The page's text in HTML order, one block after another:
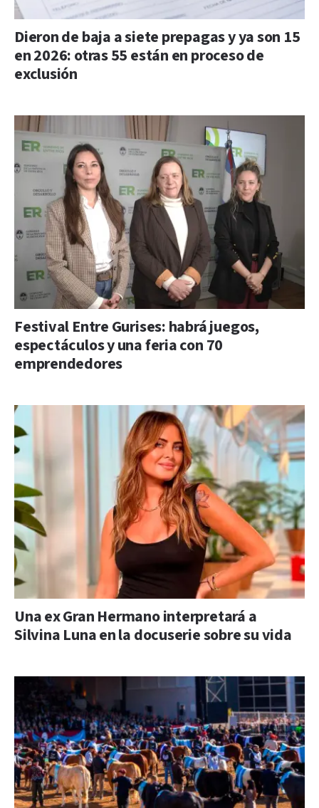
Dieron de baja a siete prepagas y ya son 15
en 2026: otras 55 están en proceso de
exclusión
Festival Entre Gurises: habrá juegos,
espectáculos y una feria con 70
emprendedores
Una ex Gran Hermano interpretará a
Silvina Luna en la docuserie sobre su vida